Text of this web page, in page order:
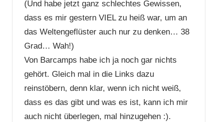
(Und habe jetzt ganz schlechtes Gewissen,
dass es mir gestern VIEL zu heiß war, um an
das Weltengeflüster auch nur zu denken… 38
Grad… Wah!)
Von Barcamps habe ich ja noch gar nichts
gehört. Gleich mal in die Links dazu
reinstöbern, denn klar, wenn ich nicht weiß,
dass es das gibt und was es ist, kann ich mir
auch nicht überlegen, mal hinzugehen :).